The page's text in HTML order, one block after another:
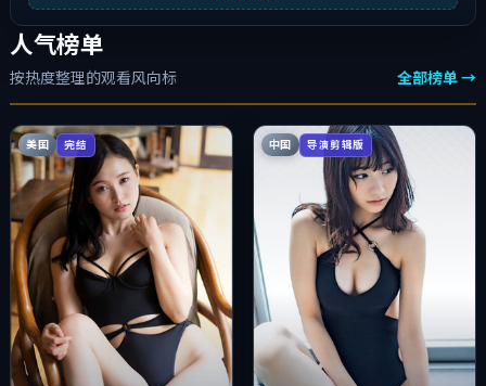
人气榜单
按热度整理的观看风向标 全部榜单 →
美国 完结 中国 导演剪辑版